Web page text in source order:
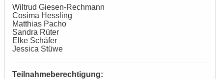
Wiltrud Giesen-Rechmann
Cosima Hessling
Matthias Pacho
Sandra Rüter
Elke Schäfer
Jessica Stüwe
Teilnahmeberechtigung: